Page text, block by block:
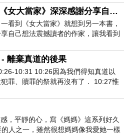
玛耐总理 感谢提名诺贝尔和平奖
好書推薦《女大當家》深深感謝分享自己想法震撼讀者的作家，讓我看到不同樣貌的家庭！
看到《女大當家》就想到另一本書，
自己想法震撼讀者的作家，讓我看到
庭！ 《女大
離棄真道的後果
10:31 10:26因為我們得知真道以
罪、贖罪的祭就再沒有了． 10:27惟
判和那燒滅眾敵人的烈火
，平靜的心，寫《媽媽》這系列好久
人之一，雖然很想媽媽像我愛她一樣